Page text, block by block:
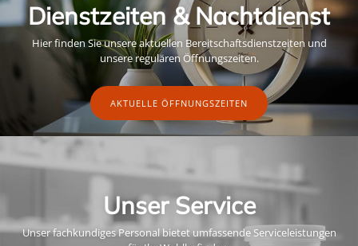
Dienstzeiten & Nachtdienst
Hier finden Sie unsere aktuellen Bereitschaftsdienstzeiten und
unsere regulären Öffnungszeiten.
AKTUELLE ÖFFNUNGSZEITEN
Unser Service
Unser fachkundiges Personal bietet umfassende Serviceleistungen